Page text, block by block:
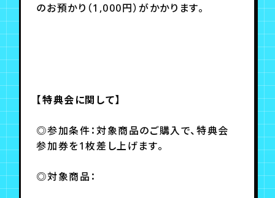
のお預かり（1,000円）がかかります。
【特典会に関して】
◎参加条件：対象商品のご購入で、特典会
参加券を1枚差し上げます。
◎対象商品：